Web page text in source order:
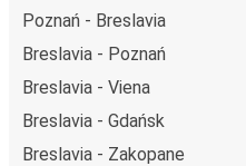
Poznań - Breslavia
Breslavia - Poznań
Breslavia - Viena
Breslavia - Gdańsk
Breslavia - Zakopane